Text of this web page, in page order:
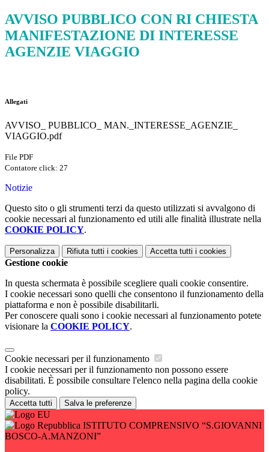
AVVISO PUBBLICO CON RI CHIESTA
MANIFESTAZIONE DI INTERESSE
AGENZIE VIAGGIO
Allegati
AVVISO_ PUBBLICO_ MAN._INTERESSE_AGENZIE_
VIAGGIO.pdf
File PDF
Contatore click: 27
Notizie
Questo sito o gli strumenti terzi da questo utilizzati si avvalgono di
cookie necessari al funzionamento ed utili alle finalità illustrate nella
COOKIE POLICY.
Personalizza Rifiuta tutti i cookies Accetta tutti i cookies
Gestione cookie
In questa schermata è possibile scegliere quali cookie consentire.
I cookie necessari sono quelli che consentono il funzionamento della
piattaforma e non è possibile disabilitarli.
Per conoscere quali sono i cookie necessari al funzionamento potete
visionare la COOKIE POLICY.
Cookie necessari per il funzionamento
I cookie necessari per il funzionamento non possono essere
disabilitati. È possibile consultare l'elenco nella pagina della cookie
policy.
Accetta tutti Salva le preferenze
ISTITUTO COMPRENSIVO “S.GIOVANNI
BOSCO-A.MANZONI”